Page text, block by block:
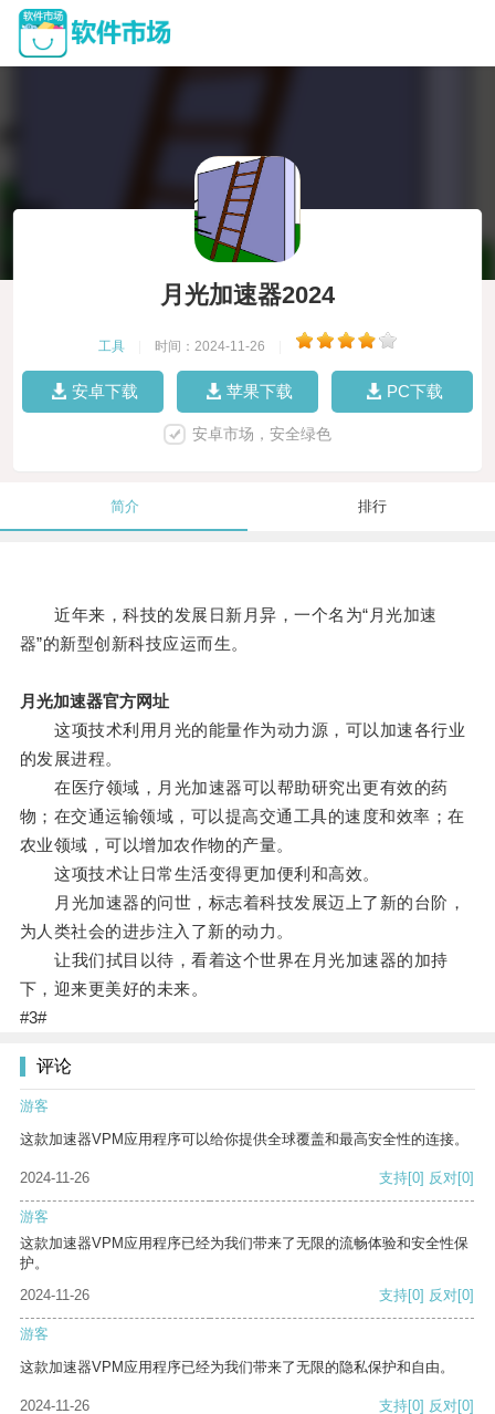
月光加速器2024
工具 时间：2024-11-26
安卓下载 苹果下载 PC下载
安卓市场，安全绿色
简介 排行
近年来，科技的发展日新月异，一个名为“月光加速
器”的新型创新科技应运而生。
月光加速器官方网址
这项技术利用月光的能量作为动力源，可以加速各行业
的发展进程。
在医疗领域，月光加速器可以帮助研究出更有效的药
物；在交通运输领域，可以提高交通工具的速度和效率；在
农业领域，可以增加农作物的产量。
这项技术让日常生活变得更加便利和高效。
月光加速器的问世，标志着科技发展迈上了新的台阶，
为人类社会的进步注入了新的动力。
让我们拭目以待，看着这个世界在月光加速器的加持
下，迎来更美好的未来。
#3#
评论
游客
这款加速器VPM应用程序可以给你提供全球覆盖和最高安全性的连接。
2024-11-26 支持[0] 反对[0]
游客
这款加速器VPM应用程序已经为我们带来了无限的流畅体验和安全性保
护。
2024-11-26
支持[0] 反对[0]
游客
这款加速器VPM应用程序已经为我们带来了无限的隐私保护和自由。
2024-11-26 支持[0] 反对[0]